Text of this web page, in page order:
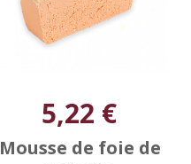
5,22 €
Mousse de foie de